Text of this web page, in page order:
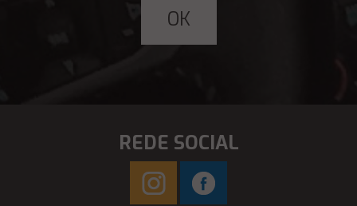
REDE SOCIAL